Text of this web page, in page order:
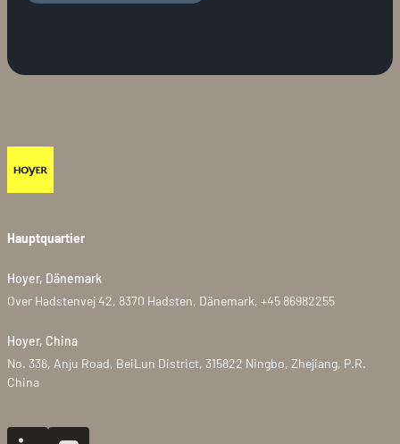
Hauptquartier
Hoyer, Dänemark
Over Hadstenvej 42, 8370 Hadsten, Dänemark, +45 86982255
Hoyer, China
No. 338, Anju Road, BeiLun District, 315822 Ningbo, Zhejiang, P.R.
China